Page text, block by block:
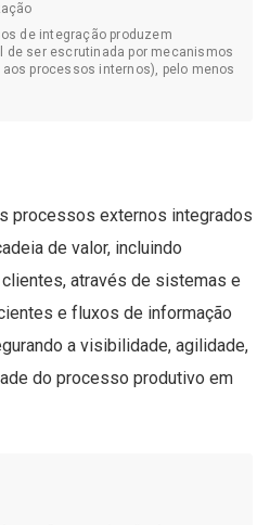
de integração produzem
de ser escrutinada por mecanismos
processos internos), pelo menos
processos externos integrados
de valor, incluindo
através de sistemas e
e fluxos de informação
a visibilidade, agilidade,
do processo produtivo em